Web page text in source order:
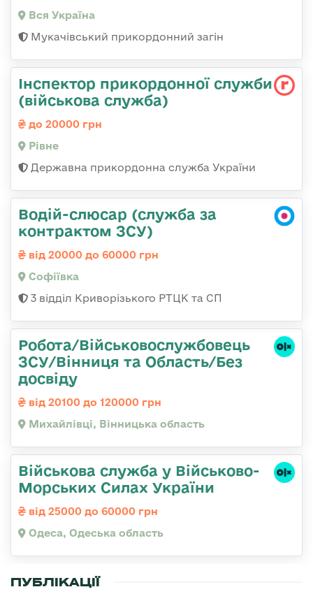
Вся Україна
Мукачівський прикордонний загін
Інспектор прикордонної служби
(військова служба)
до 20000 грн
Рівне
Державна прикордонна служба України
Водій-слюсар (служба за
контрактом ЗСУ)
від 20000 до 60000 грн
Софіївка
3 відділ Криворізького РТЦК та СП
Робота/Військовослужбовець
ЗСУ/Вінниця та Область/Без
досвіду
від 20100 до 120000 грн
Михайлівці, Вінницька область
Військова служба у Військово-
Морських Силах України
від 25000 до 60000 грн
Одеса, Одеська область
ПУБЛІКАЦІЇ